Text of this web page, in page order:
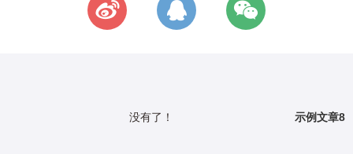
没有了！ 示例文章8